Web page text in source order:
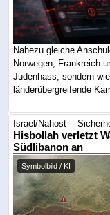
Nahezu gleiche
Norwegen, Frankreich
Judenhass, sondern
länderübergreifende
Israel/Nahost --
Hisbollah verletzt
Südlibanon an
Symbolbild / KI